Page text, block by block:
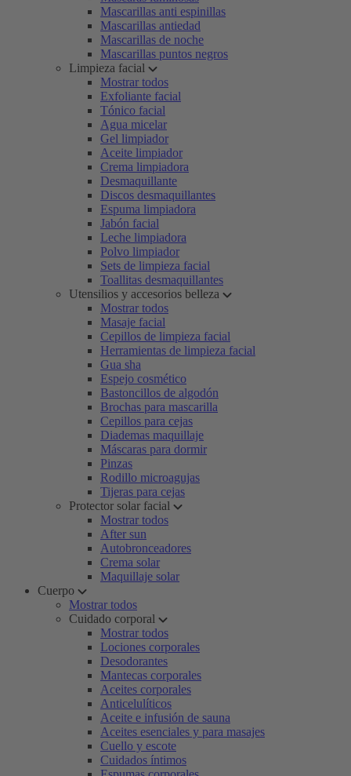
Mascarillas anti espinillas
Mascarillas antiedad
Mascarillas de noche
Mascarillas puntos negros
Limpieza facial
Mostrar todos
Exfoliante facial
Tónico facial
Agua micelar
Gel limpiador
Aceite limpiador
Crema limpiadora
Desmaquillante
Discos desmaquillantes
Espuma limpiadora
Jabón facial
Leche limpiadora
Polvo limpiador
Sets de limpieza facial
Toallitas desmaquillantes
Utensilios y accesorios belleza
Mostrar todos
Masaje facial
Cepillos de limpieza facial
Herramientas de limpieza facial
Gua sha
Espejo cosmético
Bastoncillos de algodón
Brochas para mascarilla
Cepillos para cejas
Diademas maquillaje
Máscaras para dormir
Pinzas
Rodillo microagujas
Tijeras para cejas
Protector solar facial
Mostrar todos
After sun
Autobronceadores
Crema solar
Maquillaje solar
Cuerpo
Mostrar todos
Cuidado corporal
Mostrar todos
Lociones corporales
Desodorantes
Mantecas corporales
Aceites corporales
Anticelulíticos
Aceite e infusión de sauna
Aceites esenciales y para masajes
Cuello y escote
Cuidados íntimos